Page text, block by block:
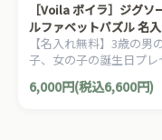
［Voila ボイラ］ジグソ
ルファベットパズル 名
ット
【名入れ無料】3歳の男
子、女の子の誕生日プレ
トにおすすめ。タイの老
製玩具メーカーVoila(ボイ
6,000円(税込6,600円)